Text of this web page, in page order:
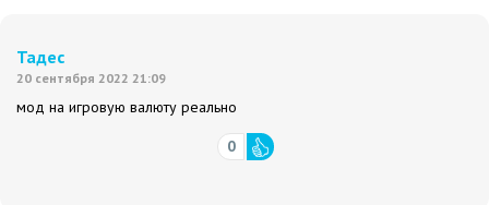
Тадес
20 сентября 2022 21:09
мод на игровую валюту реально
0